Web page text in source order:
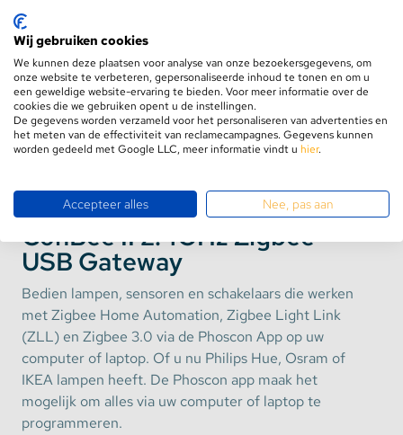
Product informatie
Aanbevolen combinaties
ConBee II 2.4GHz Zigbee
USB Gateway
Bedien lampen, sensoren en schakelaars die werken
met Zigbee Home Automation, Zigbee Light Link
(ZLL) en Zigbee 3.0 via de Phoscon App op uw
computer of laptop. Of u nu Philips Hue, Osram of
IKEA lampen heeft. De Phoscon app maak het
mogelijk om alles via uw computer of laptop te
programmeren.
Wij gebruiken cookies
We kunnen deze plaatsen voor analyse van onze bezoekersgegevens, om
onze website te verbeteren, gepersonaliseerde inhoud te tonen en om u
een geweldige website-ervaring te bieden. Voor meer informatie over de
cookies die we gebruiken opent u de instellingen.
De gegevens worden verzameld voor het personaliseren van advertenties en
het meten van de effectiviteit van reclamecampagnes. Gegevens kunnen
worden gedeeld met Google LLC, meer informatie vindt u hier.
Accepteer alles Nee, pas aan